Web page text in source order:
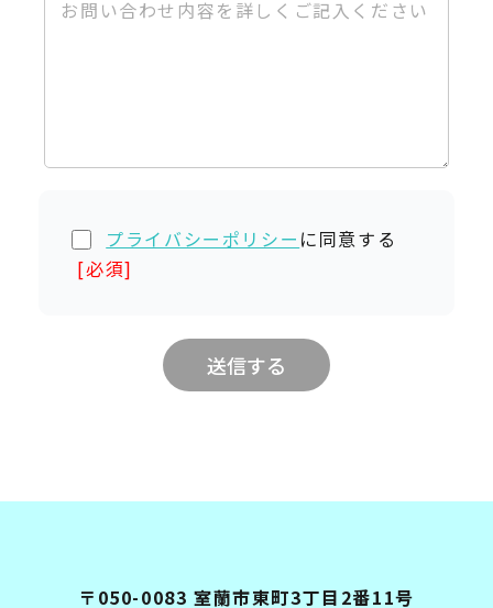
プライバシーポリシー に同意する
送信する
〒050-0083 室蘭市東町3丁目2番11号